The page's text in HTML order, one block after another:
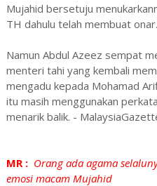
Mujahid bersetuju
TH dahulu telah membuat onar.
Namun Abdul Azeez sempat
menteri tahi yang kembali
mengadu kepada Mohamad
itu masih menggunakan
menarik balik. -
MR :Orang ada agama
emosi macam Mujahid